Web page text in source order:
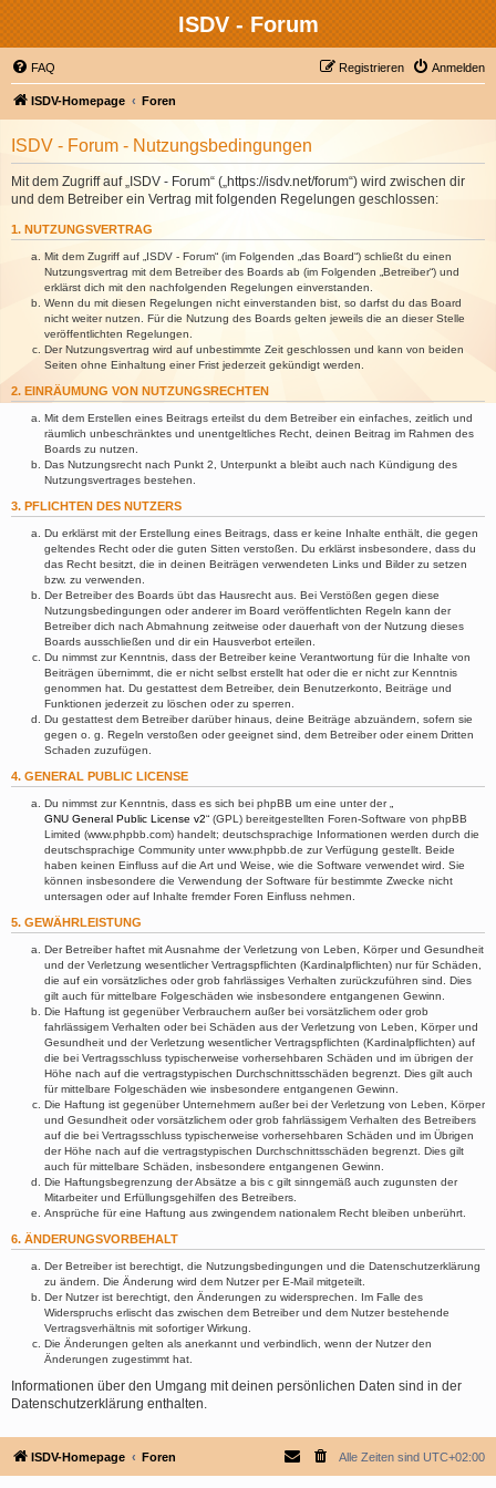
ISDV - Forum
FAQ Anmelden
Registrieren
ISDV-Homepage Foren
ISDV - Forum - Nutzungsbedingungen
Mit dem Zugriff auf „ISDV - Forum“ („https://isdv.net/forum“) wird zwischen dir
und dem Betreiber ein Vertrag mit folgenden Regelungen geschlossen:
1. NUTZUNGSVERTRAG
Mit dem Zugriff auf „ISDV - Forum“ (im Folgenden „das Board“) schließt du einen
Nutzungsvertrag mit dem Betreiber des Boards ab (im Folgenden „Betreiber“) und
erklärst dich mit den nachfolgenden Regelungen einverstanden.
Wenn du mit diesen Regelungen nicht einverstanden bist, so darfst du das Board
nicht weiter nutzen. Für die Nutzung des Boards gelten jeweils die an dieser Stelle
veröffentlichten Regelungen.
Der Nutzungsvertrag wird auf unbestimmte Zeit geschlossen und kann von beiden
Seiten ohne Einhaltung einer Frist jederzeit gekündigt werden.
2. EINRÄUMUNG VON NUTZUNGSRECHTEN
Mit dem Erstellen eines Beitrags erteilst du dem Betreiber ein einfaches, zeitlich und
räumlich unbeschränktes und unentgeltliches Recht, deinen Beitrag im Rahmen des
Boards zu nutzen.
Das Nutzungsrecht nach Punkt 2, Unterpunkt a bleibt auch nach Kündigung des
Nutzungsvertrages bestehen.
3. PFLICHTEN DES NUTZERS
Du erklärst mit der Erstellung eines Beitrags, dass er keine Inhalte enthält, die gegen
geltendes Recht oder die guten Sitten verstoßen. Du erklärst insbesondere, dass du
das Recht besitzt, die in deinen Beiträgen verwendeten Links und Bilder zu setzen
bzw. zu verwenden.
Der Betreiber des Boards übt das Hausrecht aus. Bei Verstößen gegen diese
Nutzungsbedingungen oder anderer im Board veröffentlichten Regeln kann der
Betreiber dich nach Abmahnung zeitweise oder dauerhaft von der Nutzung dieses
Boards ausschließen und dir ein Hausverbot erteilen.
Du nimmst zur Kenntnis, dass der Betreiber keine Verantwortung für die Inhalte von
Beiträgen übernimmt, die er nicht selbst erstellt hat oder die er nicht zur Kenntnis
genommen hat. Du gestattest dem Betreiber, dein Benutzerkonto, Beiträge und
Funktionen jederzeit zu löschen oder zu sperren.
Du gestattest dem Betreiber darüber hinaus, deine Beiträge abzuändern, sofern sie
gegen o. g. Regeln verstoßen oder geeignet sind, dem Betreiber oder einem Dritten
Schaden zuzufügen.
4. GENERAL PUBLIC LICENSE
Du nimmst zur Kenntnis, dass es sich bei phpBB um eine unter der „
GNU General Public License v2“ (GPL) bereitgestellten Foren-Software von phpBB
Limited (www.phpbb.com) handelt; deutschsprachige Informationen werden durch die
deutschsprachige Community unter www.phpbb.de zur Verfügung gestellt. Beide
haben keinen Einfluss auf die Art und Weise, wie die Software verwendet wird. Sie
können insbesondere die Verwendung der Software für bestimmte Zwecke nicht
untersagen oder auf Inhalte fremder Foren Einfluss nehmen.
5. GEWÄHRLEISTUNG
Der Betreiber haftet mit Ausnahme der Verletzung von Leben, Körper und Gesundheit
und der Verletzung wesentlicher Vertragspflichten (Kardinalpflichten) nur für Schäden,
die auf ein vorsätzliches oder grob fahrlässiges Verhalten zurückzuführen sind. Dies
gilt auch für mittelbare Folgeschäden wie insbesondere entgangenen Gewinn.
Die Haftung ist gegenüber Verbrauchern außer bei vorsätzlichem oder grob
fahrlässigem Verhalten oder bei Schäden aus der Verletzung von Leben, Körper und
Gesundheit und der Verletzung wesentlicher Vertragspflichten (Kardinalpflichten) auf
die bei Vertragsschluss typischerweise vorhersehbaren Schäden und im übrigen der
Höhe nach auf die vertragstypischen Durchschnittsschäden begrenzt. Dies gilt auch
für mittelbare Folgeschäden wie insbesondere entgangenen Gewinn.
Die Haftung ist gegenüber Unternehmern außer bei der Verletzung von Leben, Körper
und Gesundheit oder vorsätzlichem oder grob fahrlässigem Verhalten des Betreibers
auf die bei Vertragsschluss typischerweise vorhersehbaren Schäden und im Übrigen
der Höhe nach auf die vertragstypischen Durchschnittsschäden begrenzt. Dies gilt
auch für mittelbare Schäden, insbesondere entgangenen Gewinn.
Die Haftungsbegrenzung der Absätze a bis c gilt sinngemäß auch zugunsten der
Mitarbeiter und Erfüllungsgehilfen des Betreibers.
Ansprüche für eine Haftung aus zwingendem nationalem Recht bleiben unberührt.
6. ÄNDERUNGSVORBEHALT
Der Betreiber ist berechtigt, die Nutzungsbedingungen und die Datenschutzerklärung
zu ändern. Die Änderung wird dem Nutzer per E-Mail mitgeteilt.
Der Nutzer ist berechtigt, den Änderungen zu widersprechen. Im Falle des
Widerspruchs erlischt das zwischen dem Betreiber und dem Nutzer bestehende
Vertragsverhältnis mit sofortiger Wirkung.
Die Änderungen gelten als anerkannt und verbindlich, wenn der Nutzer den
Änderungen zugestimmt hat.
Informationen über den Umgang mit deinen persönlichen Daten sind in der
Datenschutzerklärung enthalten.
ISDV-Homepage Foren Alle Zeiten sind UTC+02:00